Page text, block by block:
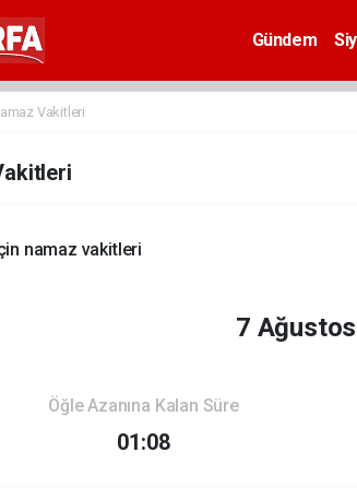
Gündem
Vakitleri
namaz vakitleri
7
Öğle Azanına Kalan Süre
01:08